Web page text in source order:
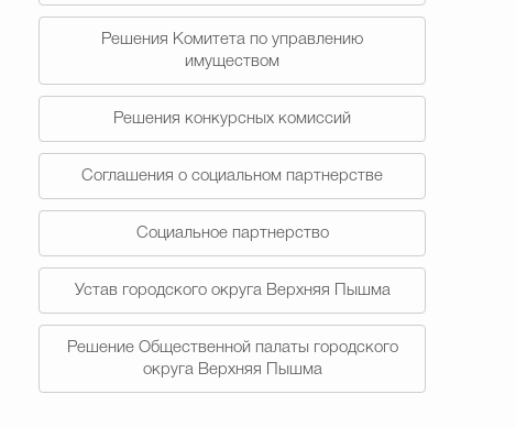
Решения Комитета по управлению
имуществом
Решения конкурсных комиссий
Соглашения о социальном партнерстве
Социальное партнерство
Устав городского округа Верхняя Пышма
Решение Общественной палаты городского
округа Верхняя Пышма